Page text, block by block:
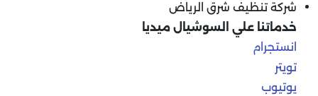
شركة تنظيف شرق الرياض
خدماتنا علي السوشيال ميديا
انستجرام
تويتر
يوتيوب